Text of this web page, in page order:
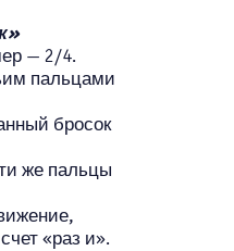
— 2/4.
пальцами
бросок
же пальцы
«раз и».